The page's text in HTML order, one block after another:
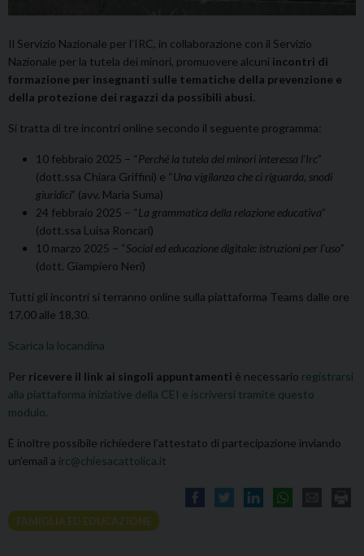
Il Servizio Nazionale per l’IRC, in collaborazione con il Servizio
Nazionale per la tutela dei minori, promuovere alcuni incontri di
formazione per insegnanti sulle tematiche della prevenzione e
della protezione dei ragazzi da possibili abusi.
Si tratta di tre incontri online secondo il seguente programma:
10 febbraio 2025 – “Perché la tutela dei minori interessa l’Irc”
(dott.ssa Chiara Griffini) e “Una vigilanza che ci riguarda, snodi
giuridici” (avv. Maria Suma)
24 febbraio 2025 – “La grammatica della relazione educativa”
(dott.ssa Luisa Roncari)
10 marzo 2025 – “Social ed educazione digitale: istruzioni per l’uso”
(dott. Giampiero Neri)
Tutti gli incontri si terranno online sulla piattaforma Teams dalle ore
17,00 alle 18,30.
Scarica la locandina
Per ricevere il link ai singoli appuntamenti è necessario registrarsi
alla piattaforma iniziative della CEI e iscriversi tramite questo
modulo.
È inoltre possibile richiedere l’attestato di partecipazione inviando
un’email a irc@chiesacattolica.it
FAMIGLIA ED EDUCAZIONE